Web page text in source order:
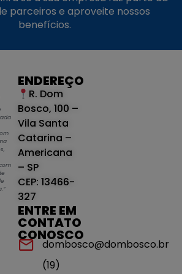
parceiros e aproveite nossos
benefícios.
ENDEREÇO
R. Dom
Bosco, 100 –
Vila Santa
Catarina –
Americana
– SP
CEP: 13466-
327
ENTRE EM
CONTATO
CONOSCO
dombosco@dombosco.br
(19)